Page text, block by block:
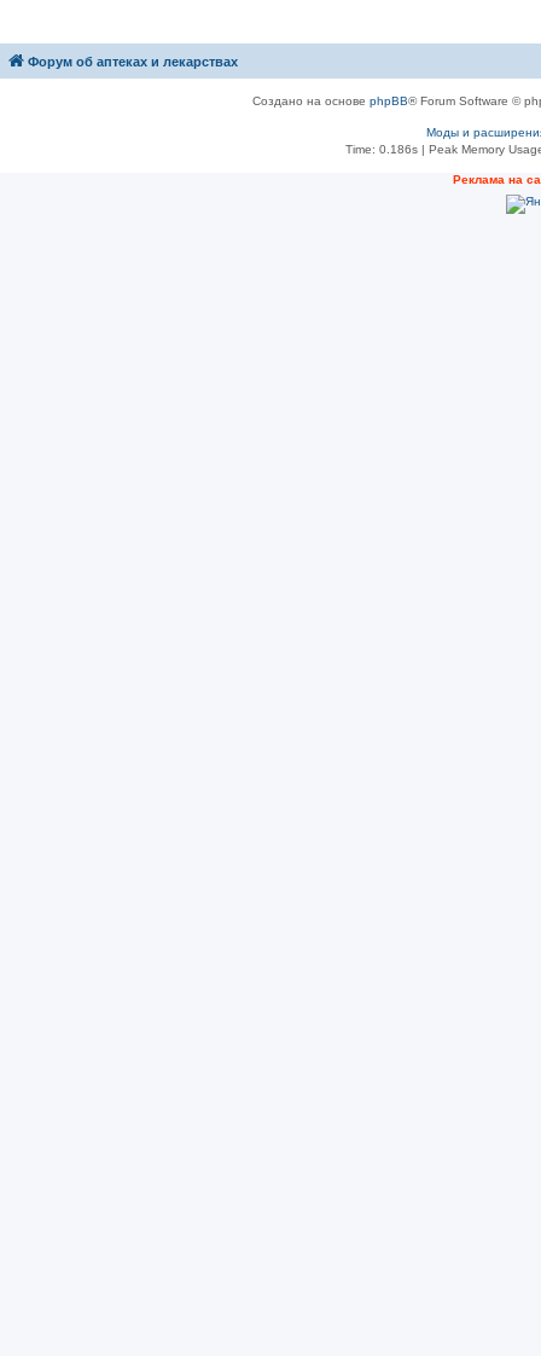
Форум об аптеках и лекарствах
Создано на основе phpBB® Forum Software ©
Моды и
Time: 0.186s| Peak Memory
Рeклама на